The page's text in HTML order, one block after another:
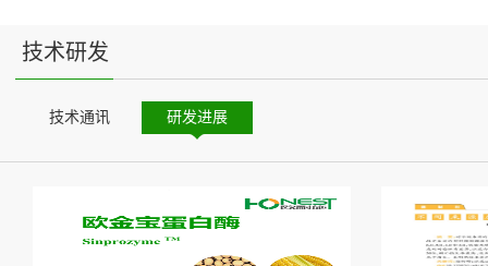
技术研发
技术通讯 研发进展
Case 研发进展